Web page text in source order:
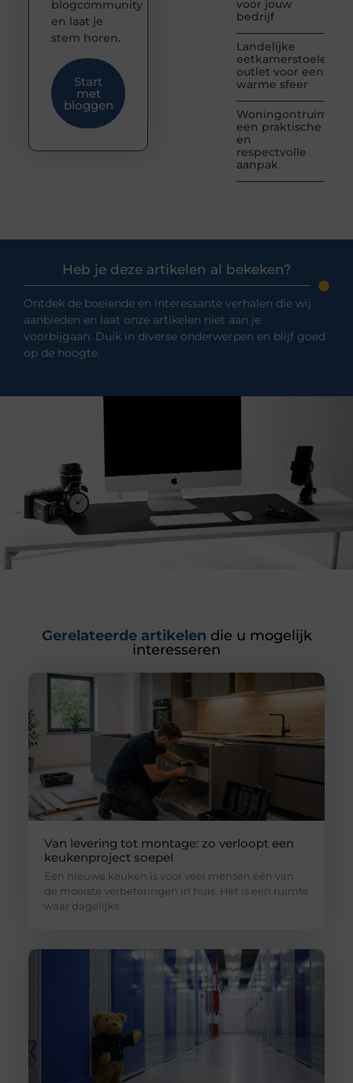
voor jouw
bedrijf
Landelijke
eetkamerstoelen
outlet voor een
warme sfeer
Woningontruiming:
een praktische
en
respectvolle
aanpak
blogcommunity
en laat je
stem horen.
Start
met
bloggen
Heb je deze artikelen al bekeken?
Ontdek de boeiende en interessante verhalen die wij
aanbieden en laat onze artikelen niet aan je
voorbijgaan. Duik in diverse onderwerpen en blijf goed
op de hoogte.
Gerelateerde artikelen die u mogelijk
interesseren
Van levering tot montage: zo verloopt een
keukenproject soepel
Een nieuwe keuken is voor veel mensen één van
de mooiste verbeteringen in huis. Het is een ruimte
waar dagelijks